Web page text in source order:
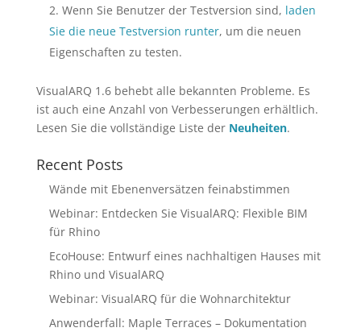
Wenn Sie Benutzer der Testversion sind, laden
Sie die neue Testversion runter, um die neuen
Eigenschaften zu testen.
VisualARQ 1.6 behebt alle bekannten Probleme. Es
ist auch eine Anzahl von Verbesserungen erhältlich.
Lesen Sie die vollständige Liste der Neuheiten.
Recent Posts
Wände mit Ebenenversätzen feinabstimmen
Webinar: Entdecken Sie VisualARQ: Flexible BIM
für Rhino
EcoHouse: Entwurf eines nachhaltigen Hauses mit
Rhino und VisualARQ
Webinar: VisualARQ für die Wohnarchitektur
Anwenderfall: Maple Terraces – Dokumentation